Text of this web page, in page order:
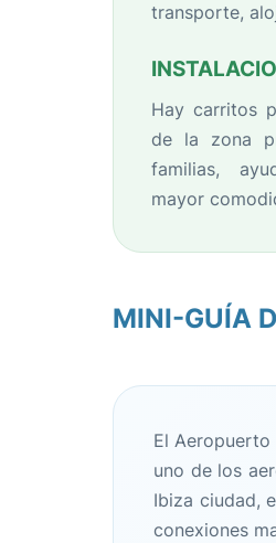
transporte,
Hay carritos
de la zona
familias,
mayor
MINI-GUÍA
El
uno de los
Ibiza ciudad,
conexiones